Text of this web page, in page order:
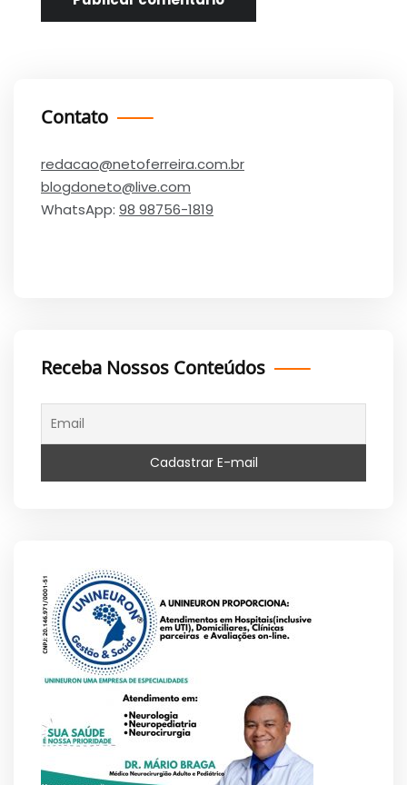
Contato
redacao@netoferreira.com.br
blogdoneto@live.com
WhatsApp: 98 98756-1819
Receba Nossos Conteúdos